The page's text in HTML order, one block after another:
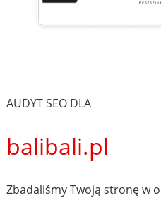
AUDYT SEO DLA
balibali.pl
Zbadaliśmy Twoją stronę w